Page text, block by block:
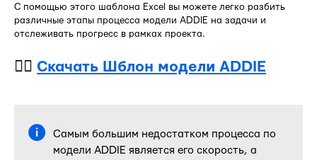
С помощью этого шаблона Excel вы можете легко разбить
различные этапы процесса модели ADDIE на задачи и
отслеживать прогресс в рамках проекта.
👉🏻 Скачать Шблон модели ADDIE
Самым большим недостатком процесса по
модели ADDIE является его скорость, а